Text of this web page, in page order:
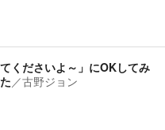
くださいよ～」にOKしてみ
／古野ジョン